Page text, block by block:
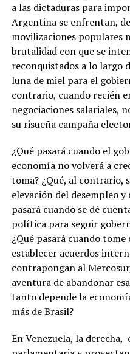
a las dictaduras para
Argentina se enfrentan,
movilizaciones populares
brutalidad con que se
reconquistados a lo largo
luna de miel para el
contrario, cuando recién
negociaciones salariales,
su risueña campaña
¿Qué pasará cuando el
economía no volverá a
toma? ¿Qué, al contrario,
elevación del desempleo y
pasará cuando se dé
política para seguir
¿Qué pasará cuando
establecer acuerdos
contrapongan al
aventura de abandonar
tanto depende la
más de Brasil?
En Venezuela, la